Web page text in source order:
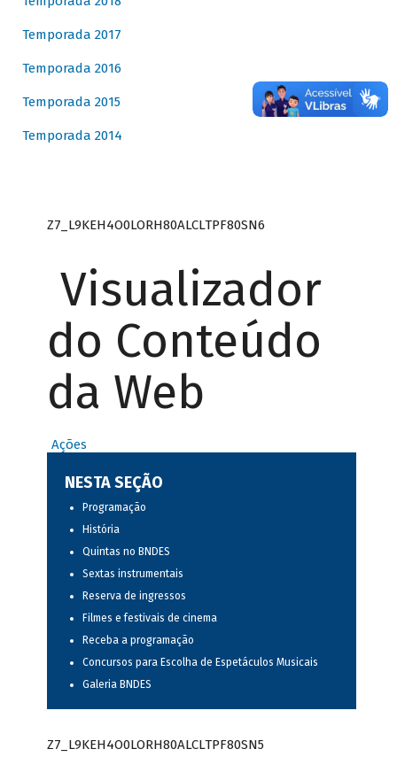
Temporada 2017
Temporada 2016
Temporada 2015
Temporada 2014
Z7_L9KEH4O0LORH80ALCLTPF80SN6
Visualizador
do Conteúdo
da Web
Ações
NESTA SEÇÃO
Programação
História
Quintas no BNDES
Sextas instrumentais
Reserva de ingressos
Filmes e festivais de cinema
Receba a programação
Concursos para Escolha de Espetáculos Musicais
Galeria BNDES
Z7_L9KEH4O0LORH80ALCLTPF80SN5